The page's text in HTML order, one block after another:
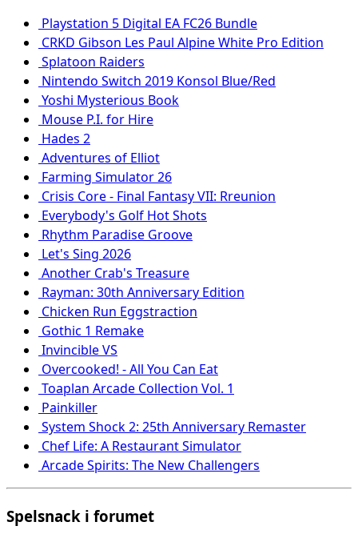
Playstation 5 Digital EA FC26 Bundle
CRKD Gibson Les Paul Alpine White Pro Edition
Splatoon Raiders
Nintendo Switch 2019 Konsol Blue/Red
Yoshi Mysterious Book
Mouse P.I. for Hire
Hades 2
Adventures of Elliot
Farming Simulator 26
Crisis Core - Final Fantasy VII: Rreunion
Everybody's Golf Hot Shots
Rhythm Paradise Groove
Let's Sing 2026
Another Crab's Treasure
Rayman: 30th Anniversary Edition
Chicken Run Eggstraction
Gothic 1 Remake
Invincible VS
Overcooked! - All You Can Eat
Toaplan Arcade Collection Vol. 1
Painkiller
System Shock 2: 25th Anniversary Remaster
Chef Life: A Restaurant Simulator
Arcade Spirits: The New Challengers
Spelsnack i forumet